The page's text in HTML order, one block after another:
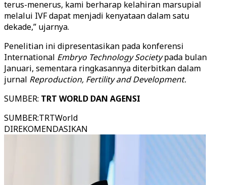
terus-menerus, kami berharap kelahiran marsupial
melalui IVF dapat menjadi kenyataan dalam satu
dekade,” ujarnya.
Penelitian ini dipresentasikan pada konferensi
International Embryo Technology Societypada bulan
Januari, sementara ringkasannya diterbitkan dalam
jurnal Reproduction, Fertility and Development.
SUMBER: TRT WORLD DAN AGENSI
SUMBER:TRTWorld
DIREKOMENDASIKAN